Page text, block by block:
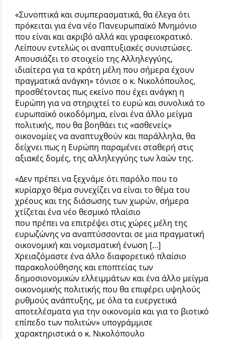
«Συνοπτικά και συμπερασματικά, θα έλεγα ότι
πρόκειται για ένα νέο Πανευρωπαϊκό Μνημόνιο
που είναι και ακριβό αλλά και γραφειοκρατικό.
Λείπουν εντελώς οι αναπτυξιακές συνιστώσες.
Απουσιάζει το στοιχείο της Αλληλεγγύης,
ιδιαίτερα για τα κράτη μέλη που σήμερα έχουν
πραγματικά ανάγκη» τόνισε ο κ. Νικολόπουλος,
προσθέτοντας πως εκείνο που έχει ανάγκη η
Ευρώπη για να στηριχτεί το ευρώ και συνολικά το
ευρωπαϊκό οικοδόμημα, είναι ένα άλλο μείγμα
πολιτικής, που θα βοηθάει τις «ασθενείς»
οικονομίες να αναπτυχθούν και παράλληλα, θα
δείχνει πως η Ευρώπη παραμένει σταθερή στις
αξιακές δομές, της αλληλεγγύης των λαών της.
«Δεν πρέπει να ξεχνάμε ότι παρόλο που το
κυρίαρχο θέμα συνεχίζει να είναι το θέμα του
χρέους και της διάσωσης των χωρών, σήμερα
χτίζεται ένα νέο θεσμικό πλαίσιο
που πρέπει να επιτρέψει στις χώρες μέλη της
ευρωζώνης να αναπτύσσονται σε μια πραγματική
οικονομική και νομισματική ένωση [...]
Χρειαζόμαστε ένα άλλο διαφορετικό πλαίσιο
παρακολούθησης και εποπτείας των
δημοσιονομικών ελλειμμάτων και ένα άλλο μείγμα
οικονομικής πολιτικής που θα επιφέρει υψηλούς
ρυθμούς ανάπτυξης, με όλα τα ευεργετικά
αποτελέσματα για την οικονομία και για το βιοτικό
επίπεδο των πολιτών» υπογράμμισε
χαρακτηριστικά ο κ. Νικολόπουλο